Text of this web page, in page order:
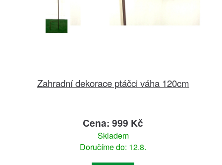
Zahradní dekorace ptáčci váha 120cm
Cena: 999 Kč
Skladem
Doručíme do: 12.8.